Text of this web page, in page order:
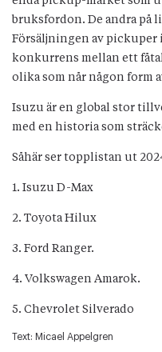
bruksfordon. De andra på
Försäljningen av pickuper
konkurrens mellan ett
olika som når någon form
Isuzu är en global stor
med en historia som
Såhär ser topplistan ut
1. Isuzu D-Max
2. Toyota Hilux
3. Ford Ranger.
4. Volkswagen Amarok.
5. Chevrolet Silverado
Text: Micael Appelgren